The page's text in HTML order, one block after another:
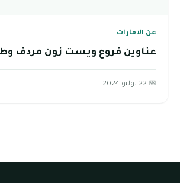
عن الامارات
عناوين فروع ويست زون مردف
📅 22 يوليو 2024